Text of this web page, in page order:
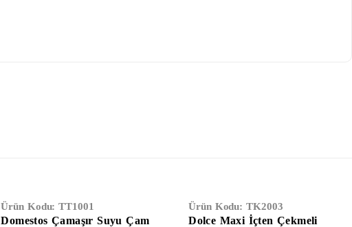
Ürün Kodu:TT1001
Domestos Çamaşır Suyu Çam
Ürün Kodu:TK2003
Dolce Maxi İçten Çekmeli